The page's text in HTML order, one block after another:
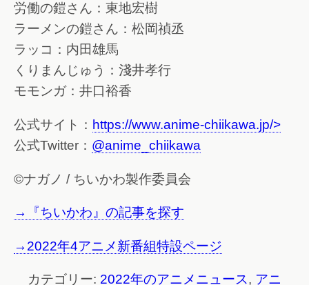
労働の鎧さん：東地宏樹
ラーメンの鎧さん：松岡禎丞
ラッコ：内田雄馬
くりまんじゅう：淺井孝行
モモンガ：井口裕香
公式サイト： https://www.anime-chiikawa.jp/>
公式Twitter： @anime_chiikawa
©ナガノ / ちいかわ製作委員会
→『ちいかわ』の記事を探す
→2022年4アニメ新番組特設ページ
カテゴリー: 2022年のアニメニュース, アニ